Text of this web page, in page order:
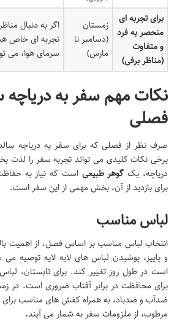
برای تجربه ای
منحصر به فرد
و متفاوت
(مناظر برفی)
زمستان
(دسامبر تا
مارس)
اگر به دنبال
تجربه ای خاص
سرمای هوا، می
نکات مهم سفر به دریاچه
فصلی
صرف نظر از فصلی که برای سفر به دریاچه
برخی نکات کلیدی می تواند تجربه سفر را لذت
دریاچه، یک گوهر طبیعی است که نیاز به
برای بازدید از آن، بخش مهمی از این سفر است.
لباس مناسب
انتخاب لباس مناسب بر اساس فصل، از اهمیت
و پاییز، پوشیدن لباس های لایه لایه توصیه
است در طول روز تغییر کند. برای تابستان،
برای محافظت در برابر آفتاب ضروری است. در
ضدآب و ضدباد، به همراه کفش های مناسب برای
مرطوب، از ملزومات سفر به شمار می آیند.